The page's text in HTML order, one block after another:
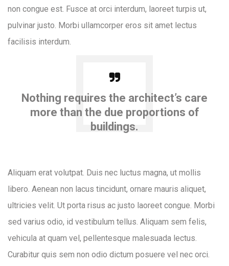
non congue est. Fusce at orci interdum, laoreet turpis ut,
pulvinar justo. Morbi ullamcorper eros sit amet lectus
facilisis interdum.
Nothing requires the architect’s care
more than the due proportions of
buildings.
Aliquam erat volutpat. Duis nec luctus magna, ut mollis
libero. Aenean non lacus tincidunt, ornare mauris aliquet,
ultricies velit. Ut porta risus ac justo laoreet congue. Morbi
sed varius odio, id vestibulum tellus. Aliquam sem felis,
vehicula at quam vel, pellentesque malesuada lectus.
Curabitur quis sem non odio dictum posuere vel nec orci.